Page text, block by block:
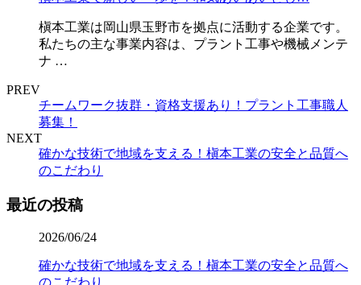
槇本工業は岡山県玉野市を拠点に活動する企業です。
私たちの主な事業内容は、プラント工事や機械メンテ
ナ …
PREV
チームワーク抜群・資格支援あり！プラント工事職人
募集！
NEXT
確かな技術で地域を支える！槇本工業の安全と品質へ
のこだわり
最近の投稿
2026/06/24
確かな技術で地域を支える！槇本工業の安全と品質へ